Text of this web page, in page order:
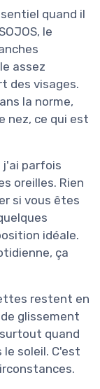
quand il
le
assez
des visages.
la norme,
nez, ce qui est
j'ai parfois
oreilles. Rien
si vous êtes
idéale.
ça
restent en
glissement
quand
soleil. C'est